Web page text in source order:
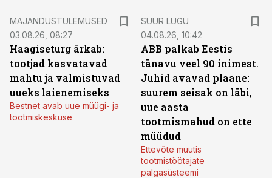
MAJANDUSTULEMUSED
03.08.26, 08:27
Haagiseturg ärkab:
tootjad kasvatavad
mahtu ja valmistuvad
uueks laienemiseks
Bestnet avab uue müügi- ja
tootmiskeskuse
SUUR LUGU
04.08.26, 10:42
ABB palkab Eestis
tänavu veel 90 inimest.
Juhid avavad plaane:
suurem seisak on läbi,
uue aasta
tootmismahud on ette
müüdud
Ettevõte muutis
tootmistöötajate
palgasüsteemi